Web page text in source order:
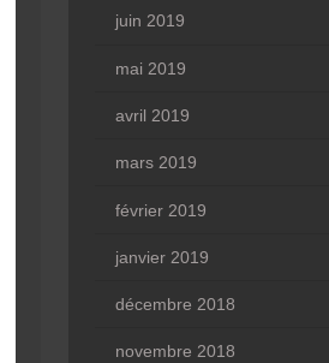
juin 2019
mai 2019
avril 2019
mars 2019
février 2019
janvier 2019
décembre 2018
novembre 2018